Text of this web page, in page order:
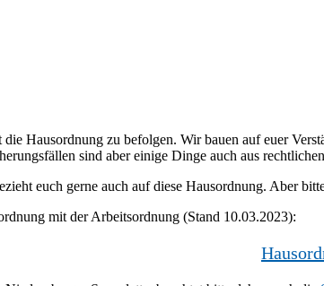
Hausordnung zu befolgen. Wir bauen auf euer
sind aber einige Dinge auch aus
euch gerne auch auf diese Hausordnung. Aber
mit der Arbeitsordnung (Stand 10.03.2023):